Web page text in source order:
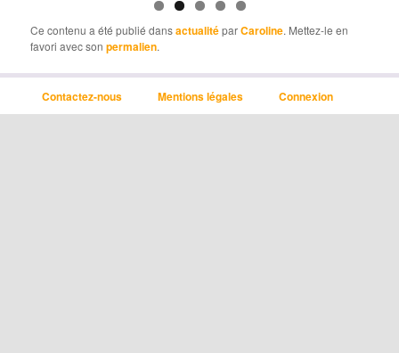
Ce contenu a été publié dansactualitéparCaroline. Mettez-le en
favori avec sonpermalien.
Contactez-nous Mentions légales Connexion